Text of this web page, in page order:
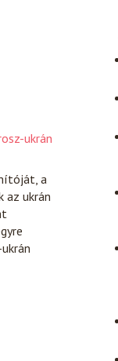
ukrán
a
az ukrán